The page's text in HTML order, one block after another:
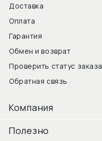
Доставка
Оплата
Гарантия
Обмен и возврат
Проверить статус заказа
Обратная связь
Компания
Полезно